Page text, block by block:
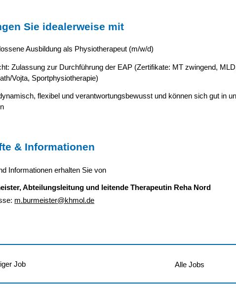
Sie idealerweise mit
Ausbildung als Physiotherapeut (m/w/d)
Zulassung zur Durchführung der EAP (Zertifikate: MT zwingend,
Vojta, Sportphysiotherapie)
flexibel und verantwortungsbewusst und können sich gut in
& Informationen
Informationen erhalten Sie von
Abteilungsleitung und leitende Therapeutin Reha Nord
m.burmeister@khmol.de
Job Alle Jobs